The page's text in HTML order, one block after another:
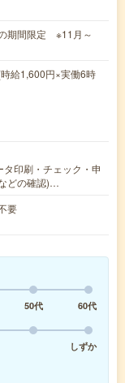
期間限定 ※11月～
給1,600円×実働6時
タ印刷・チェック・申
どの確認)…
要
50代
60代
しずか